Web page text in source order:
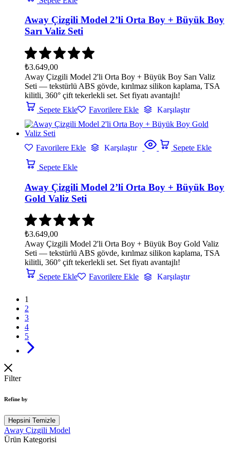
Away Çizgili Model 2’li Orta Boy + Büyük Boy
Sarı Valiz Seti
₺3.649,00
Away Çizgili Model 2'li Orta Boy + Büyük Boy Sarı Valiz
Seti — tekstürlü ABS gövde, kırılmaz silikon kaplama, TSA
kilitli, 360° çift tekerlekli set. Set fiyatı avantajlı!
Sepete Ekle
Favorilere Ekle Karşılaştır
Favorilere Ekle Karşılaştır Sepete Ekle
Sepete Ekle
Away Çizgili Model 2’li Orta Boy + Büyük Boy
Gold Valiz Seti
₺3.649,00
Away Çizgili Model 2'li Orta Boy + Büyük Boy Gold Valiz
Seti — tekstürlü ABS gövde, kırılmaz silikon kaplama, TSA
kilitli, 360° çift tekerlekli set. Set fiyatı avantajlı!
Sepete Ekle
Favorilere Ekle Karşılaştır
1
2
3
4
5
Filter
Refine by
Hepsini Temizle
Away Çizgili Model
Ürün Kategorisi